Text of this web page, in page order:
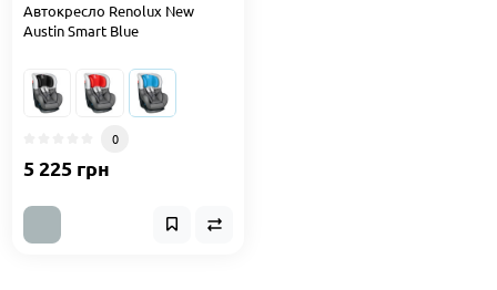
Автокресло Renolux New
Austin Smart Blue
0
5 225 грн